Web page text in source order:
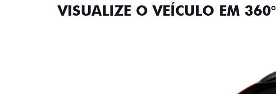
VISUALIZE O VEÍCULO EM 360°